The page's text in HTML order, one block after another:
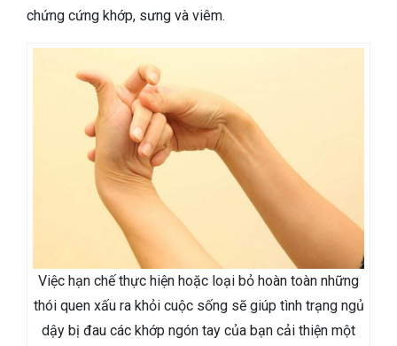
chứng cứng khớp, sưng và viêm.
Việc hạn chế thực hiện hoặc loại bỏ hoàn toàn những
thói quen xấu ra khỏi cuộc sống sẽ giúp tình trạng ngủ
dậy bị đau các khớp ngón tay của bạn cải thiện một